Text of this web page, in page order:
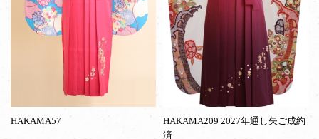
HAKAMA57
HAKAMA209 2027年通し矢ご成約
済